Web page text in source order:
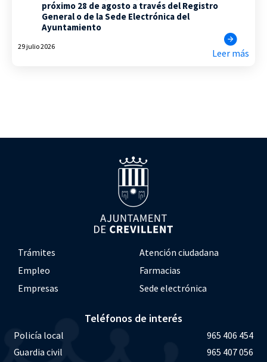
próximo 28 de agosto a través del Registro
General o de la Sede Electrónica del
Ayuntamiento
29 julio 2026
Leer más
Trámites
Atención ciudadana
Empleo
Farmacias
Empresas
Sede electrónica
Teléfonos de interés
Policía local
965 406 454
Guardia civil
965 407 056